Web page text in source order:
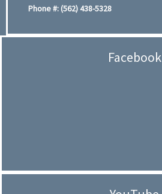
Phone #:(562) 438-5328
Facebook